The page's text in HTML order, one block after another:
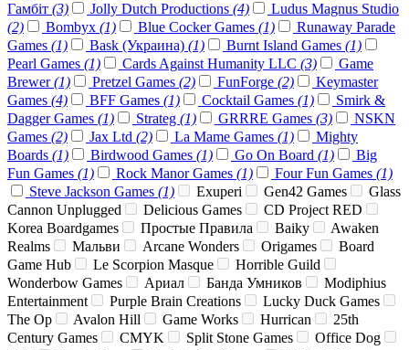
Гамбіт (3) Jolly Dutch Productions (4)
Ludus Magnus Studio
(2)
Bombyx (1) Blue Cocker Games (1)
Runaway Parade
Games (1) Bask (Украина) (1) Burnt Island Games (1)
Pearl Games (1) Cards Against Humanity LLC (3)
Game
Brewer(1) Pretzel Games (2) FunForge (2)
Keymaster
Games (4) BFF Games (1) Cocktail Games (1)
Smirk &
Dagger Games (1) Strateg (1) GRRRE Games (3)
NSKN
Games (2) Jax Ltd (2) La Mame Games (1)
Mighty
Boards (1) Birdwood Games (1) Go On Board (1)
Big
Fun Games (1) Rock Manor Games (1) Four Fun Games (1)
Steve Jackson Games (1) Exuperi Gen42 Games
Glass
Cannon Unplugged
Delicious Games
CD Project RED
Korea Boardgames
Простые Правила Baiky
Awaken
Realms
Мальви Arcane Wonders Origames
Board
Game Hub
Le Scorpion Masque
Horrible Guild
Wonderbow Games
Ариал Банда Умников
Modiphius
Entertainment
Purple Brain Creations
Lucky Duck Games
The Op
Avalon Hill Game Works Hurrican
25th
Century Games
CMYK Split Stone Games
Office Dog